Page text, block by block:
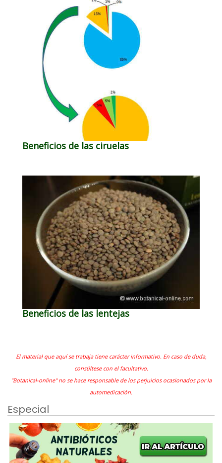
Beneficios de las ciruelas
Beneficios de las lentejas
El material que aquí se trabaja tiene carácter informativo. En caso de duda,
consúltese con el facultativo.
"Botanical-online" no se hace responsable de los perjuicios ocasionados por la
automedicación.
Especial